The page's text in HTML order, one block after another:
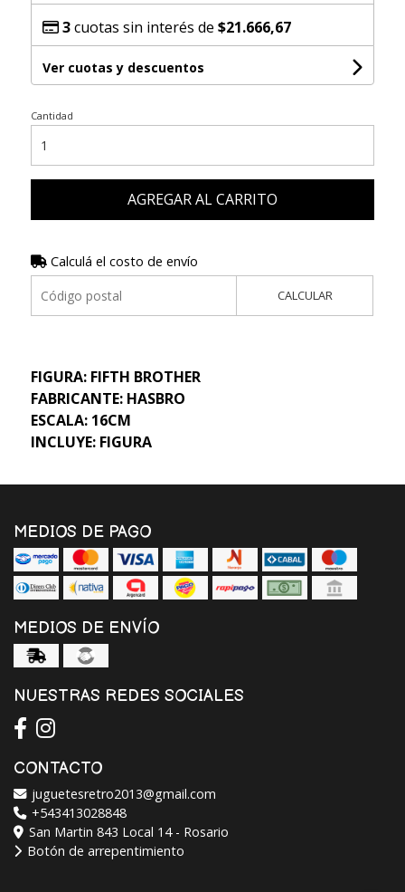
3cuotas sin interés de $21.666,67
Ver cuotas y descuentos
Cantidad
AGREGAR AL CARRITO
Calculá el costo de envío
CALCULAR
FIGURA: FIFTH BROTHER
FABRICANTE: HASBRO
ESCALA: 16CM
INCLUYE: FIGURA
MEDIOS DE PAGO
MEDIOS DE ENVÍO
NUESTRAS REDES SOCIALES
CONTACTO
juguetesretro2013@gmail.com
+543413028848
San Martin 843 Local 14 - Rosario
Botón de arrepentimiento